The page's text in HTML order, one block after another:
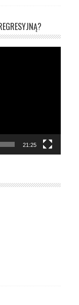
21:25